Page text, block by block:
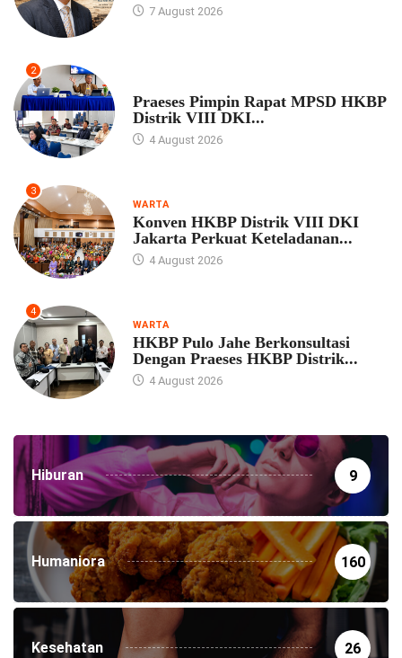
7 August 2026
2
Praeses Pimpin Rapat MPSD HKBP
Distrik VIII DKI...
4 August 2026
3
WARTA
Konven HKBP Distrik VIII DKI
Jakarta Perkuat Keteladanan...
4 August 2026
4
WARTA
HKBP Pulo Jahe Berkonsultasi
Dengan Praeses HKBP Distrik...
4 August 2026
Hiburan 9
Humaniora 160
Kesehatan 26